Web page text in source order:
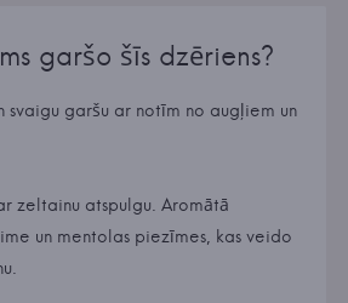
garšo šīs dzēriens?
svaigu garšu ar notīm no augļiem un
zeltainu atspulgu. Aromātā
un mentolas piezīmes, kas veido